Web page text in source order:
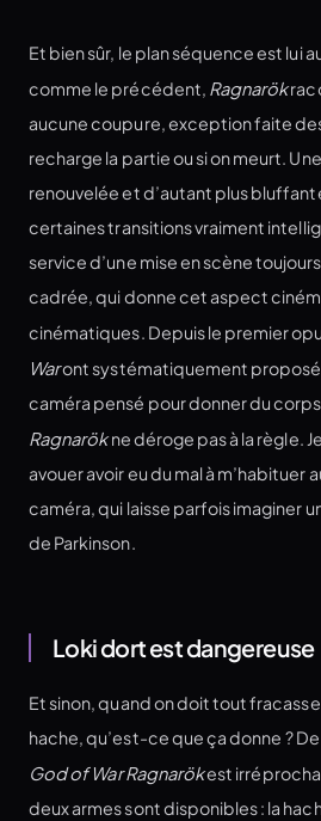
Et bien sûr, le plan séquence est lui
comme le précédent, Ragnarök
aucune coupure, exception faite
recharge la partie ou si on meurt.
renouvelée et d’autant plus
certaines transitions vraiment
service d’une mise en scène
cadrée, qui donne cet aspect
cinématiques. Depuis le premier
Waront systématiquement
caméra pensé pour donner du
Ragnarökne déroge pas à la règle.
avouer avoir eu du mal à m’habituer
caméra, qui laisse parfois imaginer
de Parkinson.
Loki dort est dangereuse
Et sinon, quand on doit tout
hache, qu’est-ce que ça donne ?
God of War Ragnarökest
deux armes sont disponibles : la